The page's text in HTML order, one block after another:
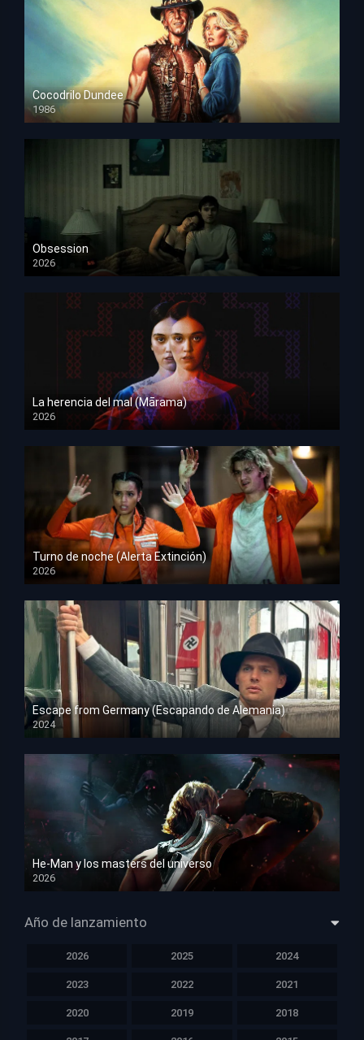
Cocodrilo Dundee
1986
HD 1080p
Obsession
2026
HD 1080p
La herencia del mal (Mārama)
2026
HD 1080p
Turno de noche (Alerta Extinción)
2026
HD 1080p
Escape from Germany (Escapando de Alemania)
2024
HD 1080p
He-Man y los masters del universo
2026
HD 1080p
Año de lanzamiento
2026 2025 2024
2023 2022 2021
2020 2019 2018